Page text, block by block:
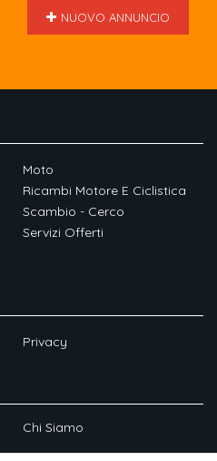
NUOVO ANNUNCIO
Moto
Ricambi Motore E Ciclistica
Scambio - Cerco
Servizi Offerti
Privacy
Chi Siamo